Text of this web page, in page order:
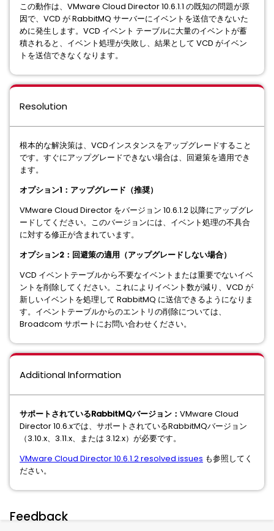
この動作は、VMware Cloud Director 10.6.1.1 の既知の問題が原
因で、VCD が RabbitMQ サーバーにイベントを送信できないた
めに発生します。VCD イベント テーブルに大量のイベントが蓄
積されると、イベント処理が失敗し、結果として VCD がイベン
トを送信できなくなります。
Resolution
根本的な解決策は、VCDインスタンスをアップグレードすること
です。すぐにアップグレードできない場合は、回避策を適用でき
ます。
オプション1：アップグレード（推奨）
VMware Cloud Director をバージョン 10.6.1.2 以降にアップグレ
ードしてください。このバージョンには、イベント処理の不具合
に対する修正が含まれています。
オプション2：回避策の適用（アップグレードしない場合）
VCD イベントテーブルから不要なイベントまたは重要でないイベ
ントを削除してください。これによりイベント数が減り、VCD が
新しいイベントを処理して RabbitMQ に送信できるようになりま
す。イベントテーブルからのエントリの削除については、
Broadcom サポートにお問い合わせください。
Additional Information
サポートされているRabbitMQバージョン： VMware Cloud
Director 10.6.xでは、サポートされているRabbitMQバージョン
（3.10.x、3.11.x、または 3.12.x）が必要です。
VMware Cloud Director 10.6.1.2 resolved issues も参照してく
ださい。
Feedback